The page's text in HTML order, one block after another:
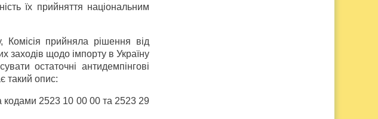
їх прийняття національним
прийняла рішення від
щодо імпорту в Україну
остаточні антидемпінгові
такий опис:
кодами 2523 10 00 00 та 2523 29